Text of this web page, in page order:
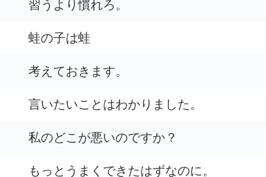
習うより慣れろ。
蛙の子は蛙
考えておきます。
言いたいことはわかりました。
私のどこが悪いのですか？
もっとうまくできたはずなのに。